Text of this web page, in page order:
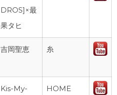
スト名
索
DROS]×最
果タヒ
吉岡聖恵 糸
Kis-My-
HOME